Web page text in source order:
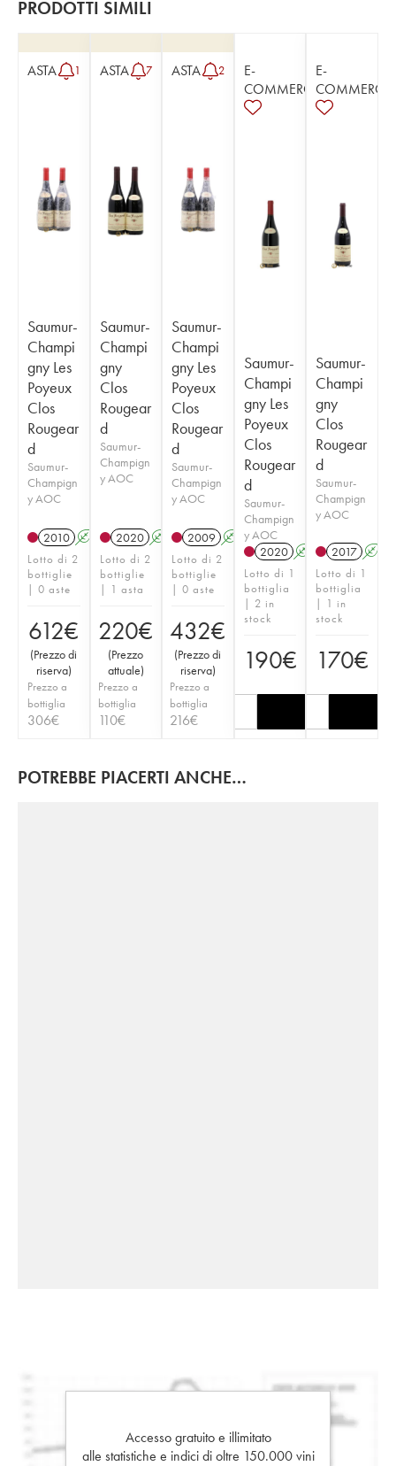
PRODOTTI SIMILI
ASTA 1
Saumur-
Champi
gny Les
Poyeux
Clos
Rougear
d
Saumur-
Champign
y AOC
2010 A
Lotto di 2
bottiglie
| 0 aste
612€
(Prezzo di
riserva)
Prezzo a
bottiglia
306€
ASTA 7
Saumur-
Champi
gny
Clos
Rougear
d
Saumur-
Champign
y AOC
2020 A
Lotto di 2
bottiglie
| 1 asta
220€
(Prezzo
attuale)
Prezzo a
bottiglia
110€
ASTA 2
Saumur-
Champi
gny Les
Poyeux
Clos
Rougear
d
Saumur-
Champign
y AOC
2009 A
Lotto di 2
bottiglie
| 0 aste
432€
(Prezzo di
riserva)
Prezzo a
bottiglia
216€
E-
COMMERCE
Saumur-
Champi
gny Les
Poyeux
Clos
Rougear
d
Saumur-
Champign
y AOC
2020 A
Lotto di 1
bottiglia
| 2 in
stock
190€
E-
COMMERCE
Saumur-
Champi
gny
Clos
Rougear
d
Saumur-
Champign
y AOC
2017 A
Lotto di 1
bottiglia
| 1 in
stock
170€
POTREBBE PIACERTI ANCHE…
Accesso gratuito e illimitato
alle statistiche e indici di oltre 150.000 vini